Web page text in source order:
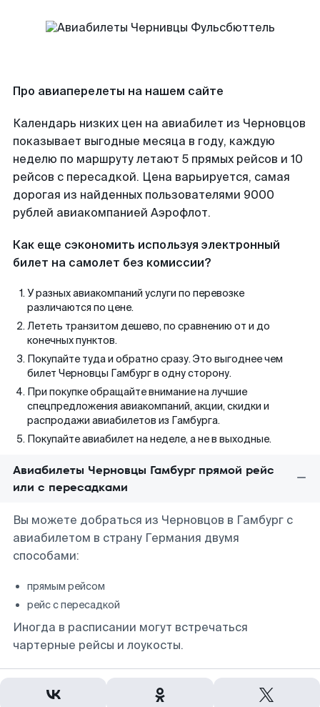
Про авиаперелеты на нашем сайте
Календарь низких цен на авиабилет из Черновцов
показывает выгодные месяца в году, каждую
неделю по маршруту летают 5 прямых рейсов и 10
рейсов с пересадкой. Цена варьируется, самая
дорогая из найденных пользователями 9000
рублей авиакомпанией Аэрофлот.
Как еще сэкономить используя электронный
билет на самолет без комиссии?
У разных авиакомпаний услуги по перевозке
различаются по цене.
Лететь транзитом дешево, по сравнению от и до
конечных пунктов.
Покупайте туда и обратно сразу. Это выгоднее чем
билет Черновцы Гамбург в одну сторону.
При покупке обращайте внимание на лучшие
спецпредложения авиакомпаний, акции, скидки и
распродажи авиабилетов из Гамбурга.
Покупайте авиабилет на неделе, а не в выходные.
Авиабилеты Черновцы Гамбург прямой рейс
или с пересадками
Вы можете добраться из Черновцов в Гамбург с
авиабилетом в страну Германия двумя
способами:
прямым рейсом
рейс с пересадкой
Иногда в расписании могут встречаться
чартерные рейсы и лоукосты.